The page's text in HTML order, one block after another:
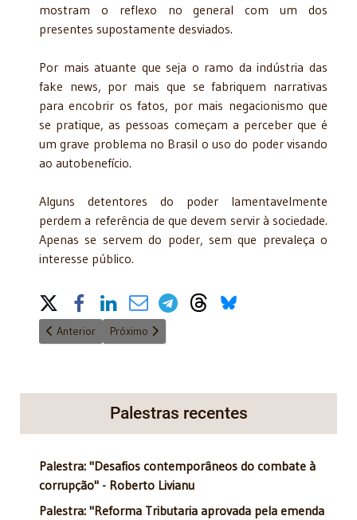
mostram o reflexo no general com um dos
presentes supostamente desviados.
Por mais atuante que seja o ramo da indústria das
fake news, por mais que se fabriquem narrativas
para encobrir os fatos, por mais negacionismo que
se pratique, as pessoas começam a perceber que é
um grave problema no Brasil o uso do poder visando
ao autobenefício.
Alguns detentores do poder lamentavelmente
perdem a referência de que devem servir à sociedade.
Apenas se servem do poder, sem que prevaleça o
interesse público.
Share on Social Media
Artigo anterior: A importância da IA no direito brasileiro da
Anterior Próximo artigo: Propostas de melhorias no plano
Próximo
Palestras recentes
Palestra: "Desafios contemporâneos do combate à
corrupção" - Roberto Livianu
Palestra: "Reforma Tributaria aprovada pela emenda